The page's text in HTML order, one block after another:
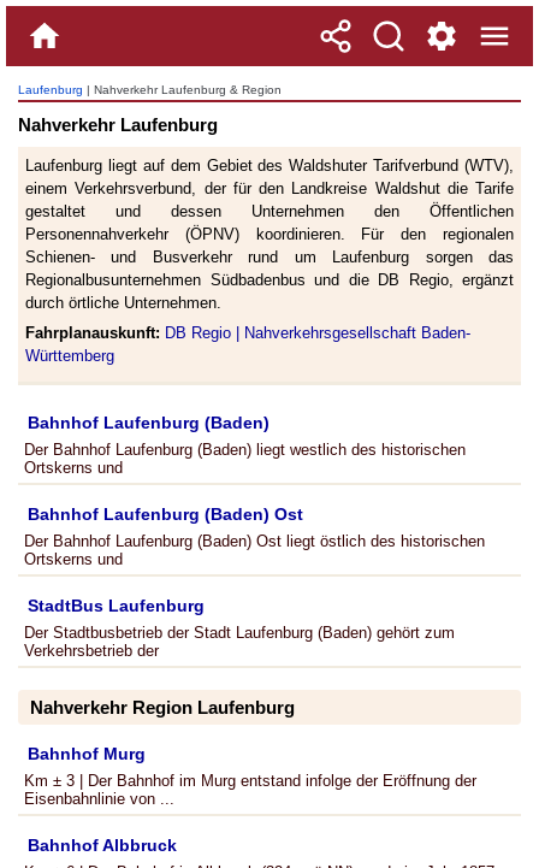
Laufenburg | Nahverkehr Laufenburg & Region
Nahverkehr Laufenburg
Laufenburg liegt auf dem Gebiet des Waldshuter Tarifverbund (WTV),
einem Verkehrsverbund, der für den Landkreise Waldshut die Tarife
gestaltet und dessen Unternehmen den Öffentlichen
Personennahverkehr (ÖPNV) koordinieren. Für den regionalen
Schienen- und Busverkehr rund um Laufenburg sorgen das
Regionalbusunternehmen Südbadenbus und die DB Regio, ergänzt
durch örtliche Unternehmen.
Fahrplanauskunft: DB Regio |
Nahverkehrsgesellschaft Baden-
Württemberg
Bahnhof Laufenburg (Baden)
Der Bahnhof Laufenburg (Baden) liegt westlich des historischen
Ortskerns und
Bahnhof Laufenburg (Baden) Ost
Der Bahnhof Laufenburg (Baden) Ost liegt östlich des historischen
Ortskerns und
StadtBus Laufenburg
Der Stadtbusbetrieb der Stadt Laufenburg (Baden) gehört zum
Verkehrsbetrieb der
Nahverkehr Region Laufenburg
Bahnhof Murg
Km ± 3 | Der Bahnhof im Murg entstand infolge der Eröffnung der
Eisenbahnlinie von ...
Bahnhof Albbruck